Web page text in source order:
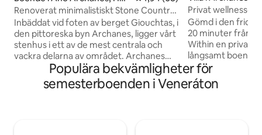
aklion, Crete
Renoverat minimalistiskt Stone Country
House
Inbäddat vid foten av berget Giouchtas, i
den pittoreska byn Archanes, ligger vårt
stenhus i ett av de mest centrala och
vackra delarna av området. Archanes
ligger 20 minuter från centrum av
Heraklion(15 km), 15 minuter från
Heraklions internationella flygplats, 15
Privat wellness-
närheten
Gömd i den
20 minuter från
Within en privat
långsamt boende
boende på 156
stor egendom
avskildhet,
Populära bekvämligheter för
semesterboenden i Veneráton